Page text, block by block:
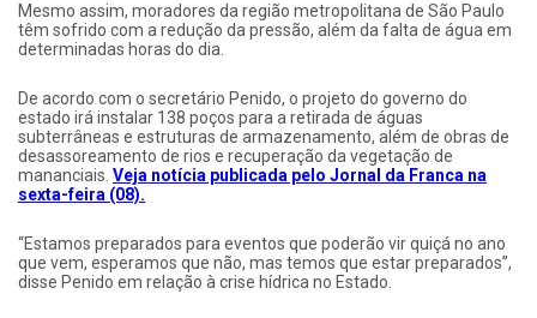
Mesmo assim, moradores da região metropolitana de São Paulo
têm sofrido com a redução da pressão, além da falta de água em
determinadas horas do dia.
De acordo com o secretário Penido, o projeto do governo do
estado irá instalar 138 poços para a retirada de águas
subterrâneas e estruturas de armazenamento, além de obras de
desassoreamento de rios e recuperação da vegetação de
mananciais. Veja notícia publicada pelo Jornal da Franca na
sexta-feira (08).
“Estamos preparados para eventos que poderão vir quiçá no ano
que vem, esperamos que não, mas temos que estar preparados”,
disse Penido em relação à crise hídrica no Estado.